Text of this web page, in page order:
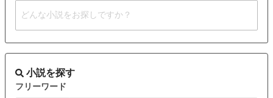
小説を探す
フリーワード